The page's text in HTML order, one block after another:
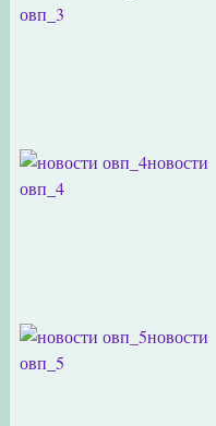
овп_3
новости
овп_4
новости
овп_5